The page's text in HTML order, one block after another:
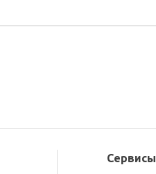
Сервисы